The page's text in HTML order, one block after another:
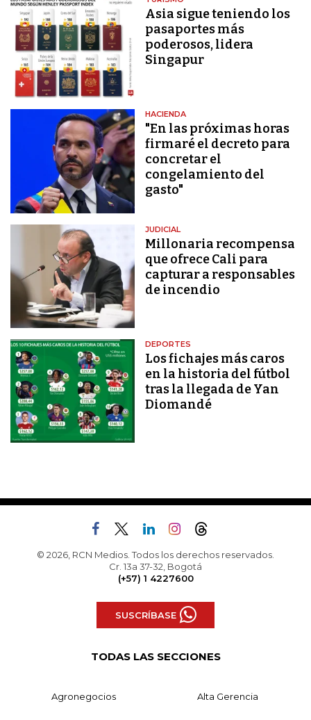
Asia sigue teniendo los
pasaportes más
poderosos, lidera
Singapur
HACIENDA
"En las próximas horas
firmaré el decreto para
concretar el
congelamiento del
gasto"
JUDICIAL
Millonaria recompensa
que ofrece Cali para
capturar a responsables
de incendio
DEPORTES
Los fichajes más caros
en la historia del fútbol
tras la llegada de Yan
Diomandé
© 2026, RCN Medios. Todos los derechos reservados.
Cr. 13a 37-32, Bogotá
(+57) 1 4227600
SUSCRÍBASE
TODAS LAS SECCIONES
Agronegocios Alta Gerencia